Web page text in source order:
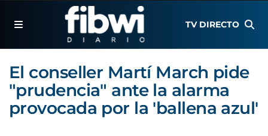
TV DIRECTO
El conseller Martí March pide
"prudencia" ante la alarma
provocada por la 'ballena azul'